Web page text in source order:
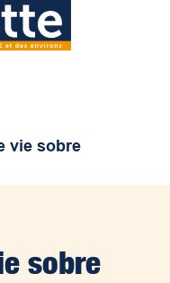
vie sobre
sobre